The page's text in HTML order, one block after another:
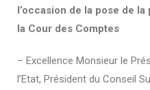
l’occasion de la pose de
la Cour des Comptes
– Excellence Monsieur le
l’Etat, Président du Conseil